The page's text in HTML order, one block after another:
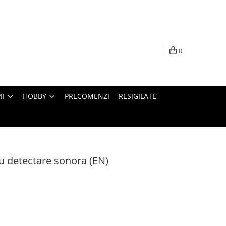
0
HOBBY PRECOMENZI RESIGILATE
detectare sonora (EN)